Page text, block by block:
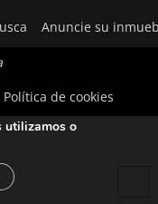
Anuncie su
Política de cookies
experiencia en
utilizamos o